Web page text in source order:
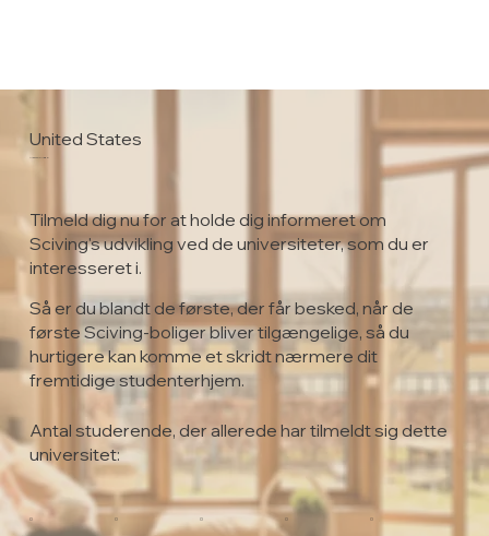
United States
Mercy College
Tilmeld dig nu for at holde dig informeret om
Sciving's udvikling ved de universiteter, som du er
interesseret i.
Så er du blandt de første, der får besked, når de
første Sciving-boliger bliver tilgængelige, så du
hurtigere kan komme et skridt nærmere dit
fremtidige studenterhjem.
Antal studerende, der allerede har tilmeldt sig dette
universitet:
0
0
0
0
0